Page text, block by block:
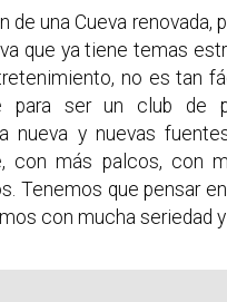
una Cueva renovada,
que ya tiene temas
no es tan
para ser un club de
nueva y nuevas
con más palcos, con
Tenemos que pensar
con mucha seriedad y